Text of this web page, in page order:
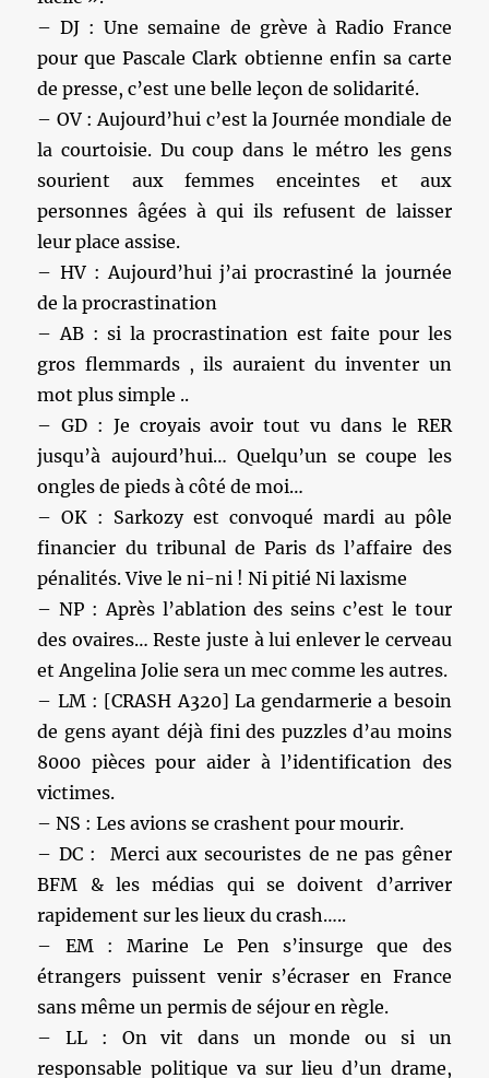
– DJ : Une semaine de grève à Radio France
pour que Pascale Clark obtienne enfin sa carte
de presse, c’est une belle leçon de solidarité.
– OV : Aujourd’hui c’est la Journée mondiale de
la courtoisie. Du coup dans le métro les gens
sourient aux femmes enceintes et aux
personnes âgées à qui ils refusent de laisser
leur place assise.
– HV : Aujourd’hui j’ai procrastiné la journée
de la procrastination
– AB : si la procrastination est faite pour les
gros flemmards , ils auraient du inventer un
mot plus simple ..
– GD : Je croyais avoir tout vu dans le RER
jusqu’à aujourd’hui… Quelqu’un se coupe les
ongles de pieds à côté de moi…
– OK : Sarkozy est convoqué mardi au pôle
financier du tribunal de Paris ds l’affaire des
pénalités. Vive le ni-ni ! Ni pitié Ni laxisme
– NP : Après l’ablation des seins c’est le tour
des ovaires… Reste juste à lui enlever le cerveau
et Angelina Jolie sera un mec comme les autres.
– LM : [CRASH A320] La gendarmerie a besoin
de gens ayant déjà fini des puzzles d’au moins
8000 pièces pour aider à l’identification des
victimes.
– NS : Les avions se crashent pour mourir.
– DC : Merci aux secouristes de ne pas gêner
BFM & les médias qui se doivent d’arriver
rapidement sur les lieux du crash…..
– EM : Marine Le Pen s’insurge que des
étrangers puissent venir s’écraser en France
sans même un permis de séjour en règle.
– LL : On vit dans un monde ou si un
responsable politique va sur lieu d’un drame,